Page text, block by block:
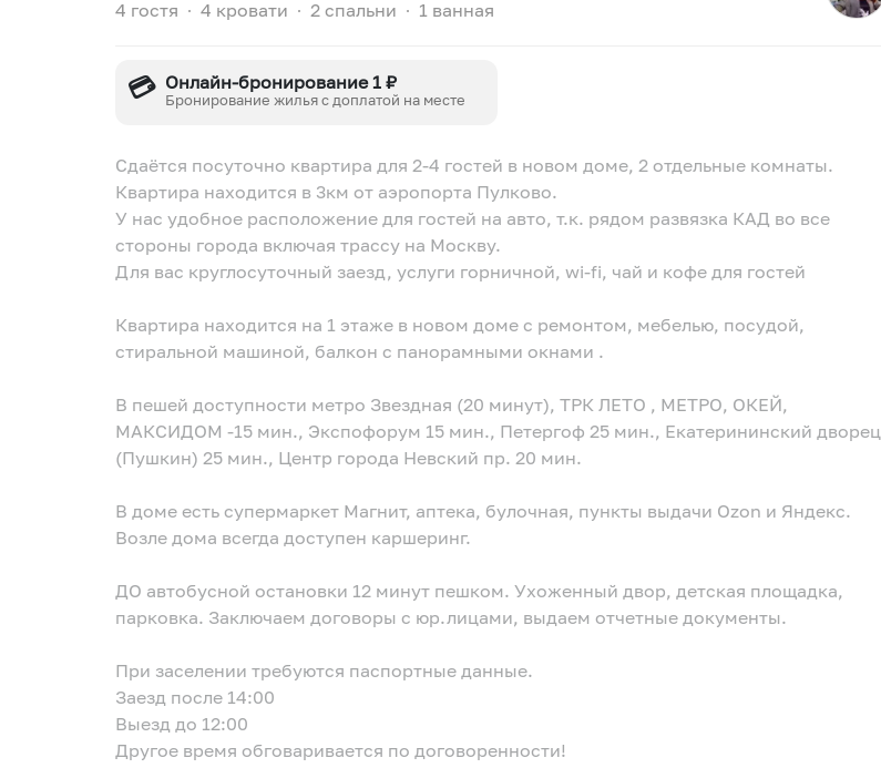
4 гостя ∙ 4 кровати ∙ 2 спальни ∙ 1 ванная
💳 Онлайн-бронирование 1 ₽
Бронирование жилья с доплатой на месте
Сдаётся посуточно квартира для 2-4 гостей в новом доме, 2 отдельные комнаты.
Квартира находится в 3км от аэропорта Пулково.
У нас удобное расположение для гостей на авто, т.к. рядом развязка КАД во все
стороны города включая трассу на Москву.
Для вас круглосуточный заезд, услуги горничной, wi-fi, чай и кофе для гостей
Квартира находится на 1 этаже в новом доме с ремонтом, мебелью, посудой,
стиральной машиной, балкон с панорамными окнами .
В пешей доступности метро Звездная (20 минут), ТРК ЛЕТО , МЕТРО, ОКЕЙ,
МАКСИДОМ -15 мин., Экспофорум 15 мин., Петергоф 25 мин., Екатерининский дворец
(Пушкин) 25 мин., Центр города Невский пр. 20 мин.
В доме есть супермаркет Магнит, аптека, булочная, пункты выдачи Оzon и Яндекс.
Возле дома всегда доступен каршеринг.
ДО автобусной остановки 12 минут пешком. Ухоженный двор, детская площадка,
парковка. Заключаем договоры с юр.лицами, выдаем отчетные документы.
При заселении требуются паспортные данные.
Заезд после 14:00
Выезд до 12:00
Другое время обговаривается по договоренности!